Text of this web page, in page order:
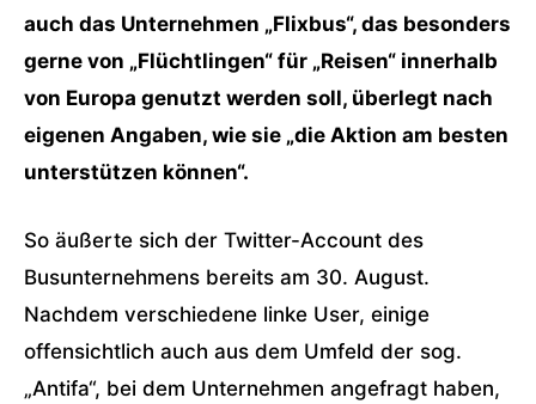
auch das Unternehmen „Flixbus“, das besonders
gerne von „Flüchtlingen“ für „Reisen“ innerhalb
von Europa genutzt werden soll, überlegt nach
eigenen Angaben, wie sie „die Aktion am besten
unterstützen können“.
So äußerte sich der Twitter-Account des
Busunternehmens bereits am 30. August.
Nachdem verschiedene linke User, einige
offensichtlich auch aus dem Umfeld der sog.
„Antifa“, bei dem Unternehmen angefragt haben,